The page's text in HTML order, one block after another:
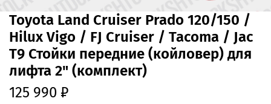
Toyota Land Cruiser Prado 120/150 /
Hilux Vigo / FJ Cruiser / Tacoma / Jac
T9 Стойки передние (койловер) для
лифта 2" (комплект)
125 990 ₽